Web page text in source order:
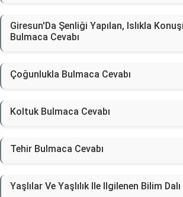
Giresun'Da Şenliği Yapılan, Islıkla
Bulmaca Cevabı
Çoğunlukla Bulmaca Cevabı
Koltuk Bulmaca Cevabı
Tehir Bulmaca Cevabı
Yaşlılar Ve Yaşlılık Ile Ilgilenen Bilim